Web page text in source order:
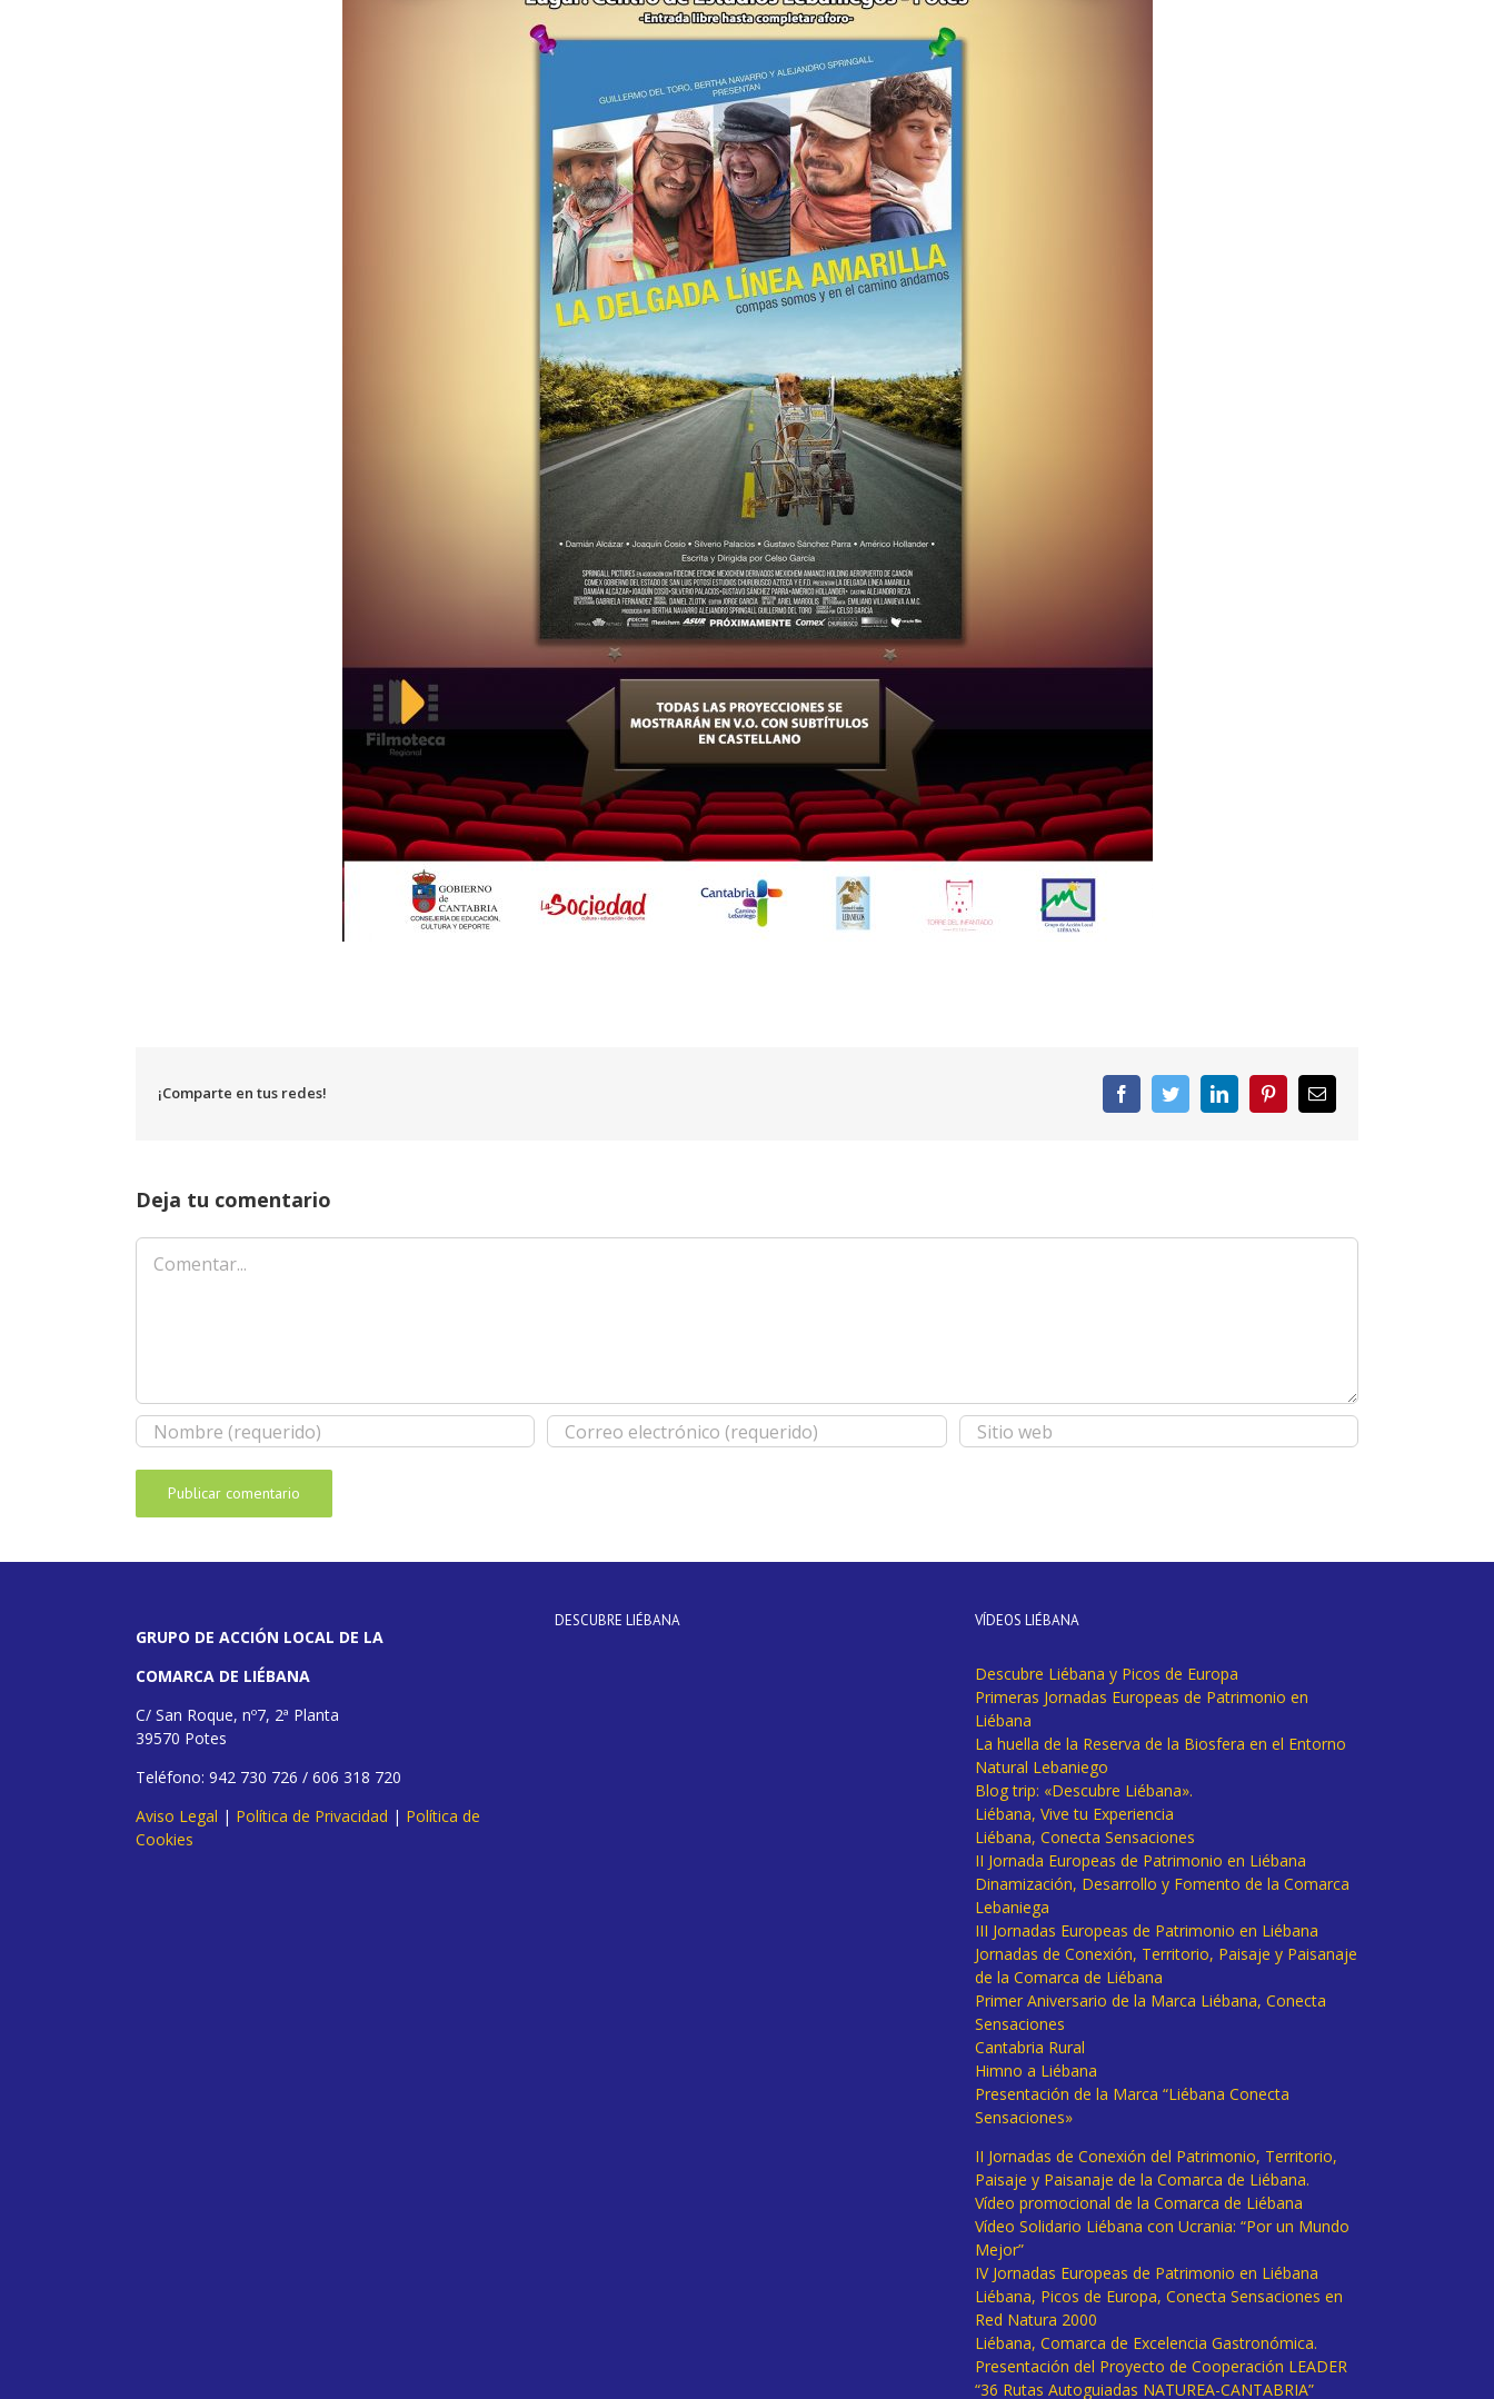
¡Comparte en tus redes! FacebookTwitterLinkedInPinterestCorreo
electrónico
Deja tu comentario
Comentar
GRUPO DE ACCIÓN LOCAL DE LA
COMARCA DE LIÉBANA
C/ San Roque, nº7, 2ª Planta
39570 Potes
Teléfono: 942 730 726 / 606 318 720
Aviso Legal | Política de Privacidad | Política de
Cookies
DESCUBRE LIÉBANA VÍDEOS LIÉBANA
Descubre Liébana y Picos de Europa
Primeras Jornadas Europeas de Patrimonio en
Liébana
La huella de la Reserva de la Biosfera en el Entorno
Natural Lebaniego
Blog trip: «Descubre Liébana».
Liébana, Vive tu Experiencia
Liébana, Conecta Sensaciones
II Jornada Europeas de Patrimonio en Liébana
Dinamización, Desarrollo y Fomento de la Comarca
Lebaniega
III Jornadas Europeas de Patrimonio en Liébana
Jornadas de Conexión, Territorio, Paisaje y Paisanaje
de la Comarca de Liébana
Primer Aniversario de la Marca Liébana, Conecta
Sensaciones
Cantabria Rural
Himno a Liébana
Presentación de la Marca “Liébana Conecta
Sensaciones»
II Jornadas de Conexión del Patrimonio, Territorio,
Paisaje y Paisanaje de la Comarca de Liébana.
Vídeo promocional de la Comarca de Liébana
Vídeo Solidario Liébana con Ucrania: “Por un Mundo
Mejor”
IV Jornadas Europeas de Patrimonio en Liébana
Liébana, Picos de Europa, Conecta Sensaciones en
Red Natura 2000
Liébana, Comarca de Excelencia Gastronómica.
Presentación del Proyecto de Cooperación LEADER
“36 Rutas Autoguiadas NATUREA-CANTABRIA”